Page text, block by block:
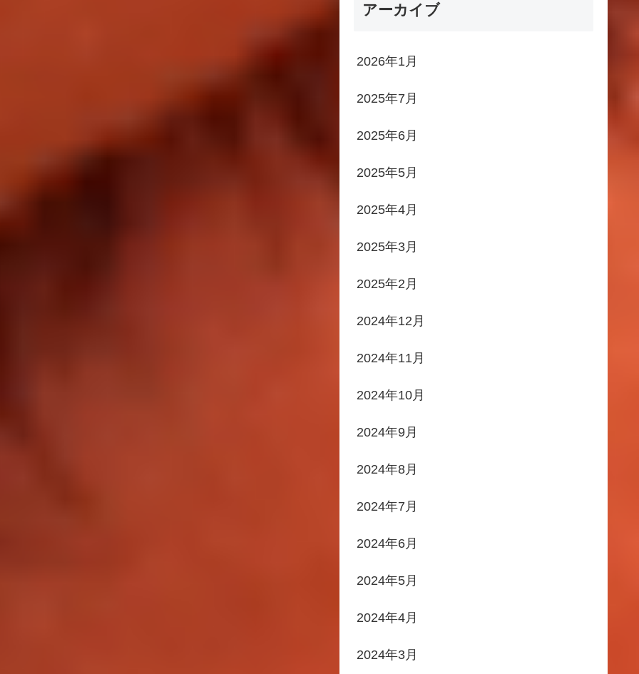
アーカイブ
2026年1月
2025年7月
2025年6月
2025年5月
2025年4月
2025年3月
2025年2月
2024年12月
2024年11月
2024年10月
2024年9月
2024年8月
2024年7月
2024年6月
2024年5月
2024年4月
2024年3月